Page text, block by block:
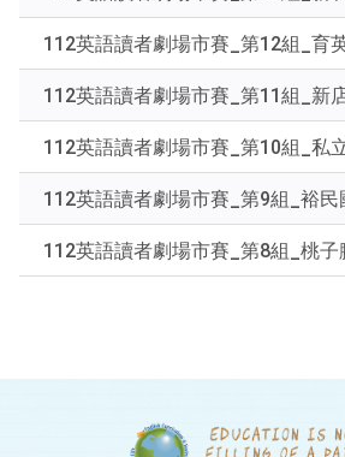
112英語讀者劇場市賽_第12組_育
112英語讀者劇場市賽_第11組_新
112英語讀者劇場市賽_第10組_私
112英語讀者劇場市賽_第9組_裕民
112英語讀者劇場市賽_第8組_桃子